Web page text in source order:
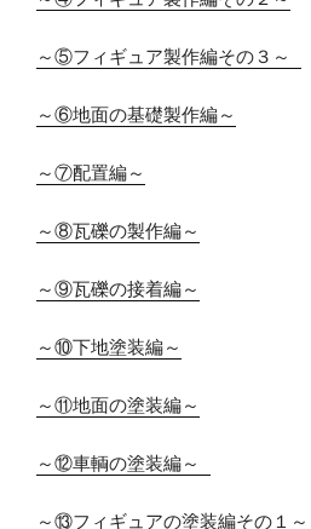
～⑤フィギュア製作編その３～
～⑥地面の基礎製作編～
～⑦配置編～
～⑧瓦礫の製作編～
～⑨瓦礫の接着編～
～⑩下地塗装編～
～⑪地面の塗装編～
～⑫車輌の塗装編～
～⑬フィギュアの塗装編その１～